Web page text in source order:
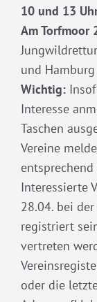
10 und 13
Am Torfmoor
und
Wichtig:
Interesse
Taschen
Vereine
Interessierte
28.04. bei
registriert
vertreten
oder die